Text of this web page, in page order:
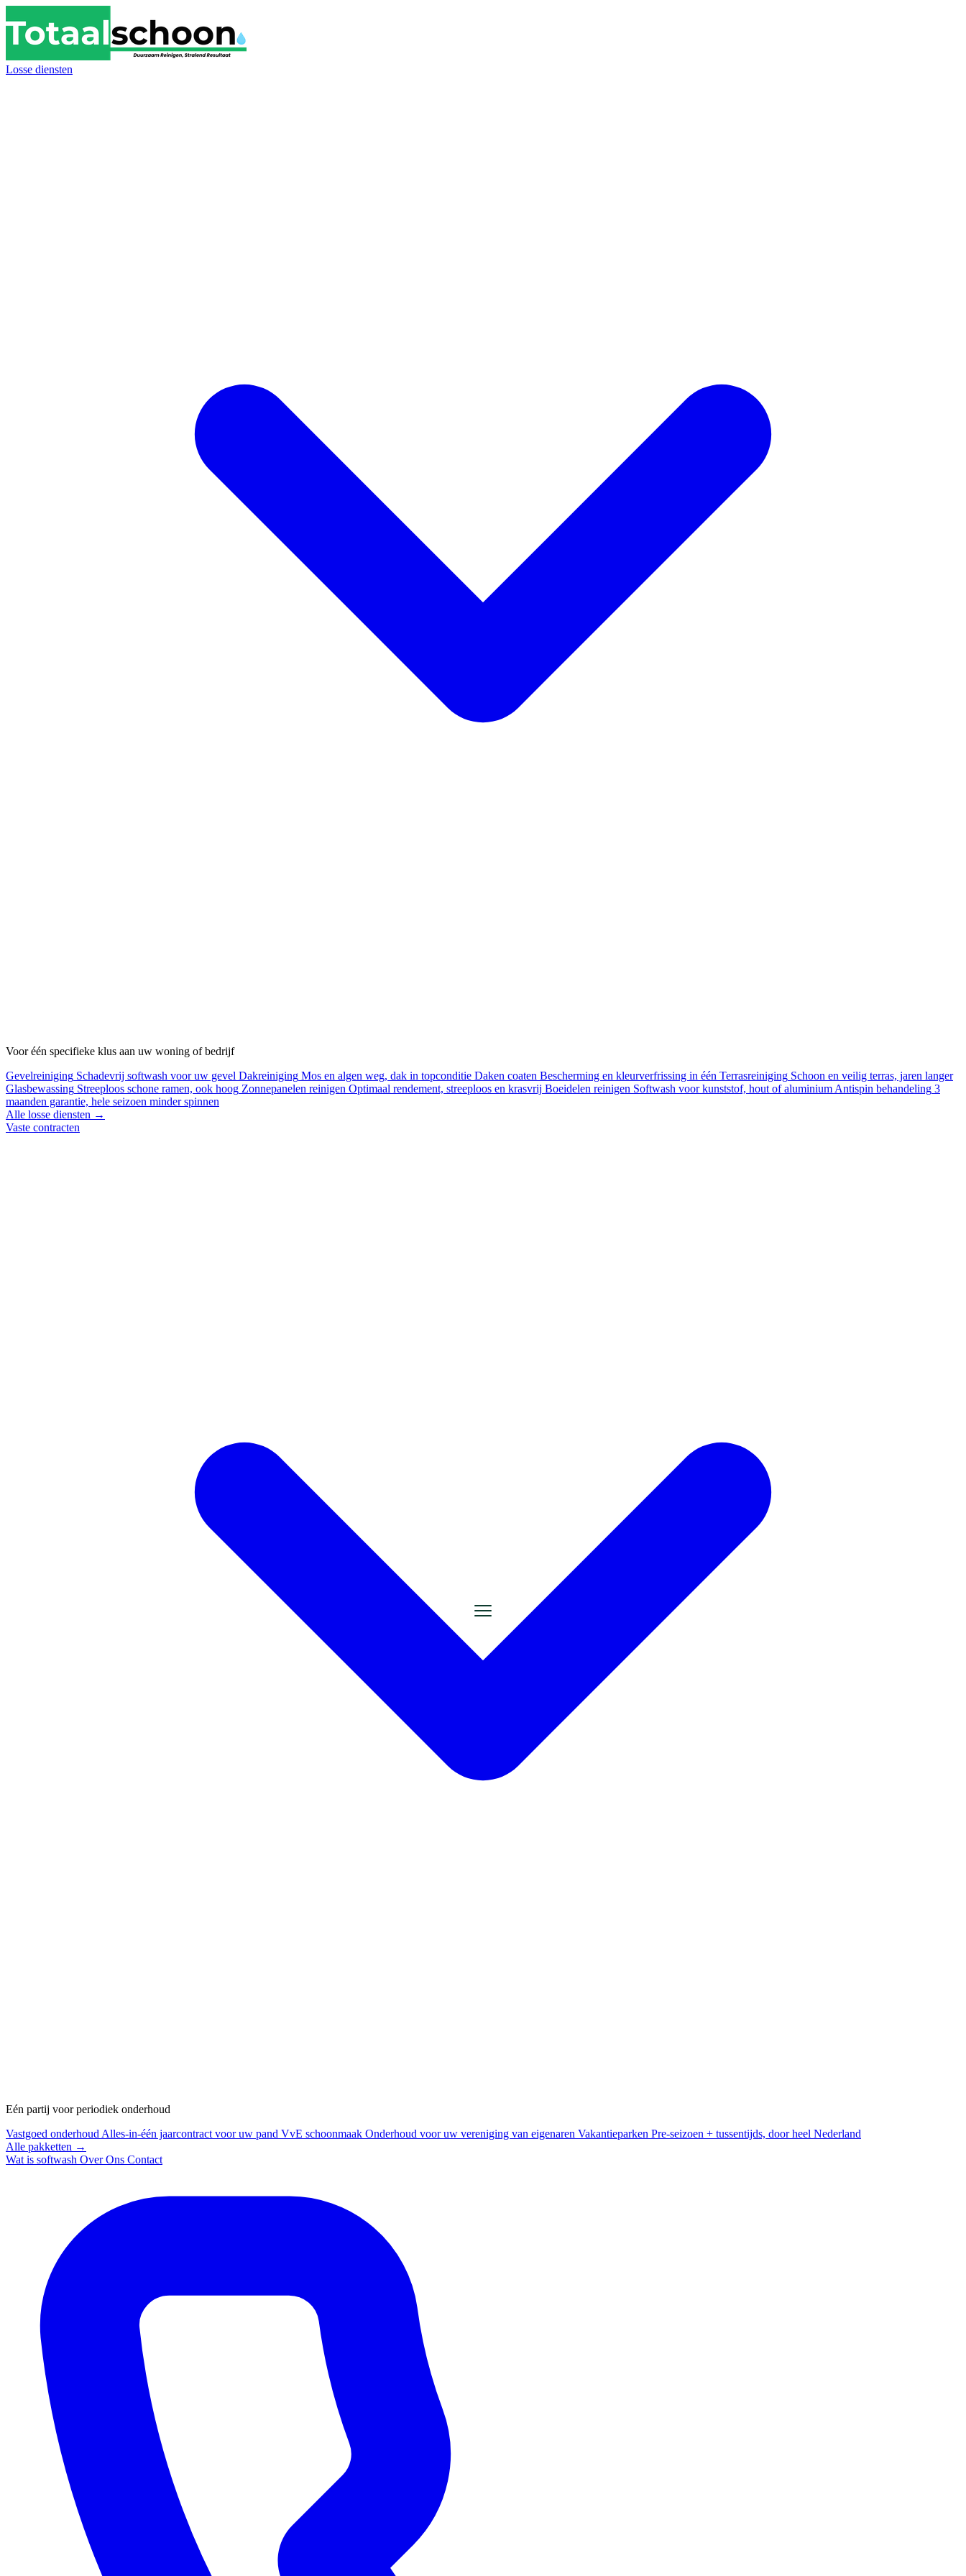
Losse diensten
Voor één specifieke klus aan uw woning of bedrijf
Gevelreiniging Schadevrij softwash voor uw gevel Dakreiniging Mos en algen weg, dak in topconditie Daken coaten Bescherming en kleurverfrissing in één Terrasreiniging Schoon en veilig terras, jaren langer
Glasbewassing Streeploos schone ramen, ook hoog Zonnepanelen reinigen Optimaal rendement, streeploos en krasvrij Boeidelen reinigen Softwash voor kunststof, hout of aluminium Antispin behandeling 3
maanden garantie, hele seizoen minder spinnen
Alle losse diensten →
Vaste contracten
Eén partij voor periodiek onderhoud
Vastgoed onderhoud Alles-in-één jaarcontract voor uw pand VvE schoonmaak Onderhoud voor uw vereniging van eigenaren Vakantieparken Pre-seizoen + tussentijds, door heel Nederland
Alle pakketten →
Wat is softwash Over Ons Contact